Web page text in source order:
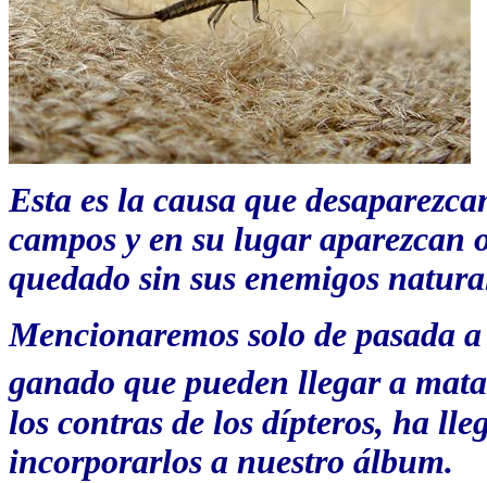
Esta es la causa que
campos y en su lugar aparezcan
quedado sin sus enemigos
Mencionaremos solo de pasada
ganado que pueden llegar a
los contras de los dípteros, ha
incorporarlos a nuestro álbum.